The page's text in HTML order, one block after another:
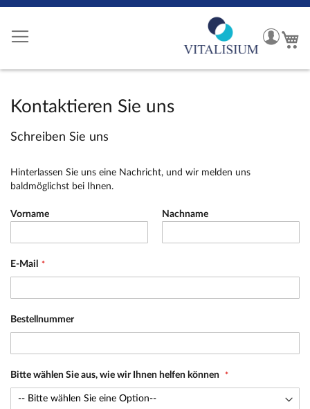
Zum
Kontaktieren Sie uns
Schreiben Sie uns
Hinterlassen Sie uns eine Nachricht, und wir melden uns
baldmöglichst bei Ihnen.
Vorname Nachname
E-Mail
Bestellnummer
Bitte wählen Sie aus, wie wir Ihnen helfen können